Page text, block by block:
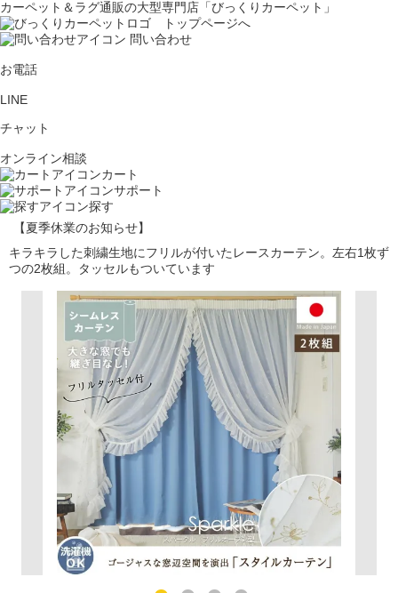
カーペット＆ラグ通販の大型専門店「びっくりカーペット」
問い合わせ
お電話
LINE
チャット
オンライン相談
カート
サポート
探す
【夏季休業のお知らせ】
キラキラした刺繍生地にフリルが付いたレースカーテン。左右1枚ず
つの2枚組。タッセルもついています